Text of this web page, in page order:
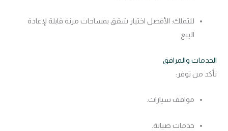
للتملك: الأفضل اختيار شقق بمساحات مرنة قابلة لإعادة
البيع.
الخدمات والمرافق
تأكد من توفر:
مواقف سيارات.
خدمات صيانة.